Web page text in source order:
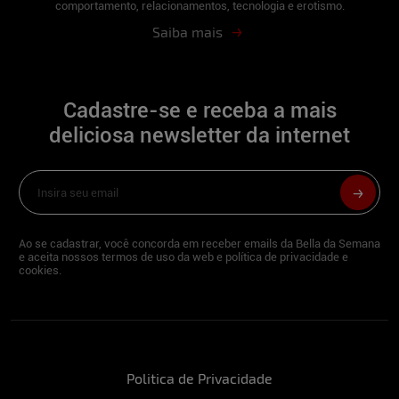
Uma mulher que sabe se cuidar e se amar.
Empresária e Influenciadora Digital, eleita
Musa do Universo Brasil 2025.
Qual é o segredo para manter suas curvas
irresistíveis? Alguma atividade física ou
esporte favorito?
Alimentação regrada, respiração
adequada e musculação. Além é claro de
espectadores?
comportamento, relacionamentos, tecnologia e erotismo.
Saiba mais
Politica de Privacidade
Cadastre-se e receba a mais
deliciosa newsletter da internet
Ao se cadastrar, você concorda em receber emails da Bella da Semana
e aceita nossos termos de uso da web e política de privacidade e
cookies.